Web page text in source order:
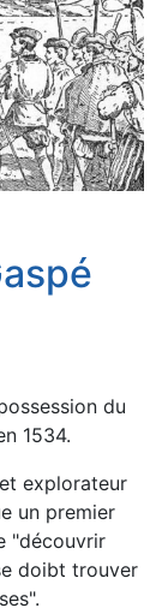
du
1534.
explorateur
un premier
"découvrir
doibt trouver